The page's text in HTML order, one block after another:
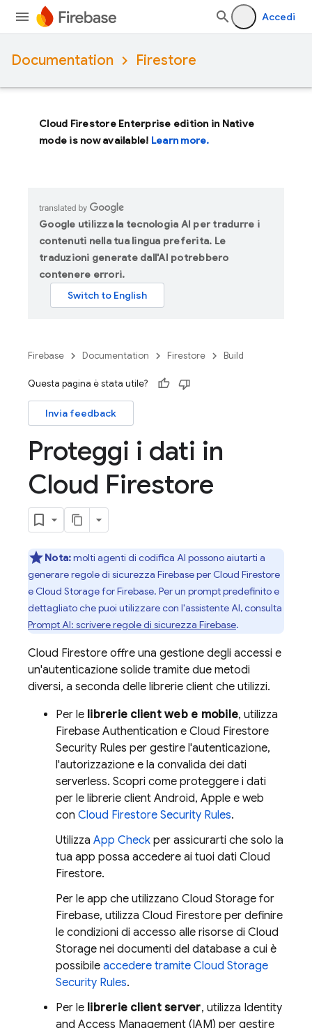
Accedi
Documentation Firestore
Cloud Firestore Enterprise edition in Native
mode is now available! Learn more.
Google utilizza la tecnologia AI per tradurre i
contenuti nella tua lingua preferita. Le
traduzioni generate dall'AI potrebbero
contenere errori.
Firebase Documentation Firestore Build
Questa pagina è stata utile?
Invia feedback
Proteggi i dati in
Cloud Firestore
Nota:molti agenti di codifica AI possono aiutarti a
generare regole di sicurezza Firebase per Cloud Firestore
e Cloud Storage for Firebase. Per un prompt predefinito e
dettagliato che puoi utilizzare con l'assistente AI, consulta
Prompt AI: scrivere regole di sicurezza Firebase.
Cloud Firestore offre una gestione degli accessi e
un'autenticazione solide tramite due metodi
diversi, a seconda delle librerie client che utilizzi.
Per le librerie client web e mobile, utilizza
Firebase Authentication e Cloud Firestore
Security Rules per gestire l'autenticazione,
l'autorizzazione e la convalida dei dati
serverless. Scopri come proteggere i dati
per le librerie client Android, Apple e web
con Cloud Firestore Security Rules.
Utilizza App Check per assicurarti che solo la
tua app possa accedere ai tuoi dati Cloud
Firestore.
Per le app che utilizzano Cloud Storage for
Firebase, utilizza Cloud Firestore per definire
le condizioni di accesso alle risorse di Cloud
Storage nei documenti del database a cui è
possibile accedere tramite Cloud Storage
Security Rules.
Per le librerie client server, utilizza Identity
and Access Management (IAM) per gestire